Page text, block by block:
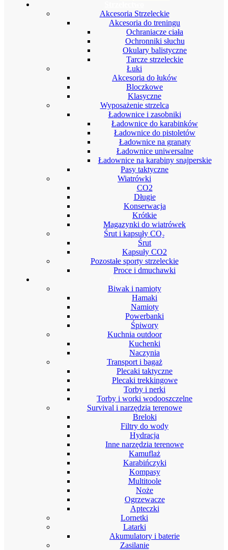
Akcesoria Strzeleckie
Akcesoria do treningu
Ochraniacze ciała
Ochronniki słuchu
Okulary balistyczne
Tarcze strzeleckie
Łuki
Akcesoria do łuków
Bloczkowe
Klasyczne
Wyposażenie strzelca
Ładownice i zasobniki
Ładownice do karabinków
Ładownice do pistoletów
Ładownice na granaty
Ładownice uniwersalne
Ładownice na karabiny snajperskie
Pasy taktyczne
Wiatrówki
CO2
Długie
Konserwacja
Krótkie
Magazynki do wiatrówek
Śrut i kapsuły CO₂
Śrut
Kapsuły CO2
Pozostałe sporty strzeleckie
Proce i dmuchawki
Biwak i namioty
Hamaki
Namioty
Powerbanki
Śpiwory
Kuchnia outdoor
Kuchenki
Naczynia
Transport i bagaż
Plecaki taktyczne
Plecaki trekkingowe
Torby i nerki
Torby i worki wodooszczelne
Survival i narzędzia terenowe
Breloki
Filtry do wody
Hydracja
Inne narzędzia terenowe
Kamuflaż
Karabińczyki
Kompasy
Multitoole
Noże
Ogrzewacze
Apteczki
Lornetki
Latarki
Akumulatory i baterie
Zasilanie